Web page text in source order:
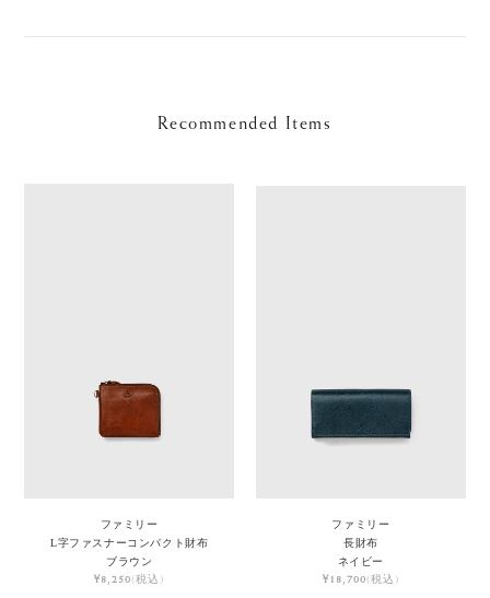
Recommended Items
ファミリー
L字ファスナーコンパクト財布
ブラウン
¥8,250(税込)
ファミリー
長財布
ネイビー
¥18,700(税込)